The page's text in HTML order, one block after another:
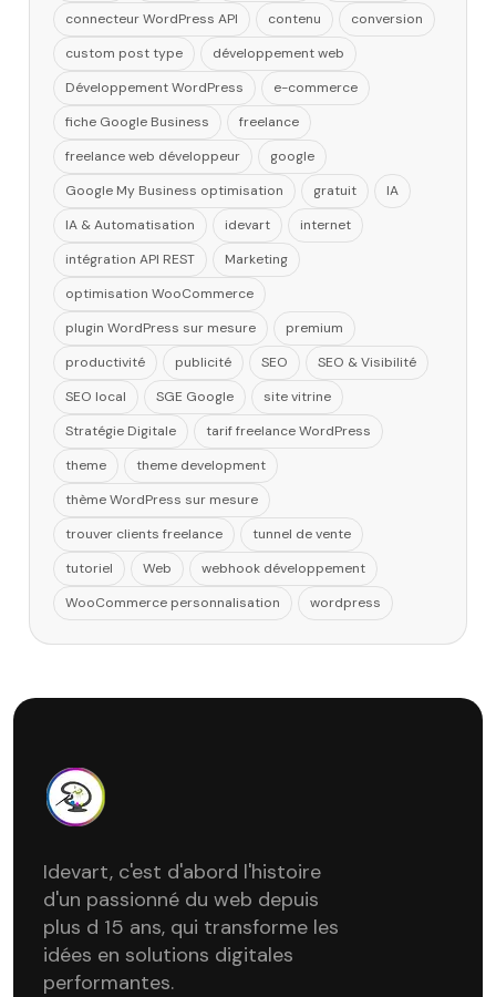
connecteur WordPress API
contenu
conversion
custom post type
développement web
Développement WordPress
e-commerce
fiche Google Business
freelance
freelance web développeur
google
Google My Business optimisation
gratuit
IA
IA & Automatisation
idevart
internet
intégration API REST
Marketing
optimisation WooCommerce
plugin WordPress sur mesure
premium
productivité
publicité SEO
SEO & Visibilité
SEO local
SGE Google
site vitrine
Stratégie Digitale
tarif freelance WordPress
theme
theme development
thème WordPress sur mesure
trouver clients freelance
tunnel de vente
tutoriel
Web
webhook développement
WooCommerce personnalisation
wordpress
Idevart, c'est d'abord l'histoire
d'un passionné du web depuis
plus d 15 ans, qui transforme les
idées en solutions digitales
performantes.